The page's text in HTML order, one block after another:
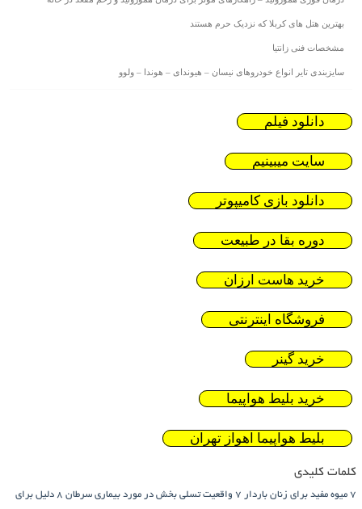
بهترین هتل های کربلا که نزدیک حرم هستند
مشخصات فنی زانتیا
سایزبندی تایر انواع خودروهای نیسان – هیوندای – هوندا – ولوو
دانلود فیلم
سایت میبینیم
دانلود بازی کامیپوتر
دوره بقا در طبیعت
خرید هاست ارزان
فروشگاه اینترنتی
خرید گینر
خرید بلیط هواپیما
بلیط هواپیما اهواز تهران
کلمات کلیدی
7 میوه مفید برای زنان باردار 7 واقعیت تسلی بخش در مورد بیماری سرطان
8 دلیل برای